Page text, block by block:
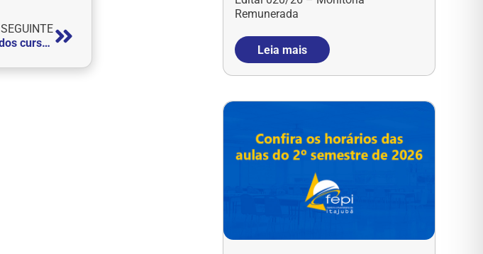
SEGUINTE
A Semana Acadêmica conjunta dos cursos de Administração, Engenharia Elétrica, Engenharia Mecânica e Engenharia de Produção está chegando
Remunerada
Leia mais